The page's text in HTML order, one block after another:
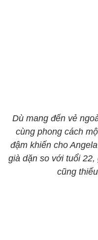
​​​​​​​Dù mang đến vẻ
cùng phong cách
đậm khiến cho
già dặn so với tuổi
cũng